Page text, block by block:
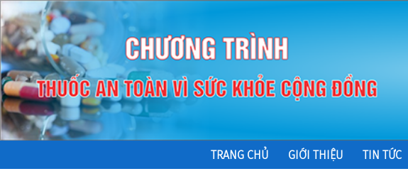
TRANG CHỦ GIỚI THIỆU TIN TỨC